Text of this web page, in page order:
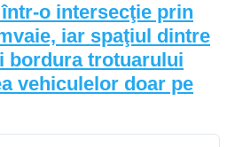
o intersecţie prin
iar spaţiul dintre
bordura trotuarului
vehiculelor doar pe